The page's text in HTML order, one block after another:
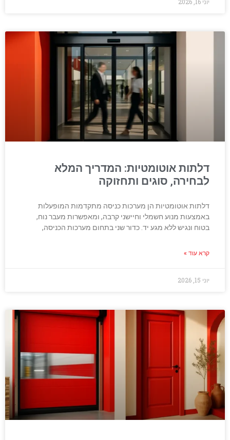
דלתות אוטומטיות: המדריך המלא
לבחירה, סוגים ותחזוקה
דלתות אוטומטיות הן מערכות כניסה מתקדמות המופעלות
באמצעות מנוע חשמלי וחיישני קרבה, ומאפשרות מעבר נוח,
בטוח ונגיש ללא מגע יד. כדור שני בתחום מערכות הכניסה,
קרא עוד »
יוני 15, 2026